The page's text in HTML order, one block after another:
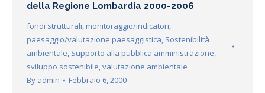
della Regione Lombardia 2000-2006
fondi strutturali, monitoraggio/indicatori,
paesaggio/valutazione paesaggistica, Sostenibilità
ambientale, Supporto alla pubblica amministrazione,
sviluppo sostenibile,valutazione ambientale
By admin Febbraio 6, 2000